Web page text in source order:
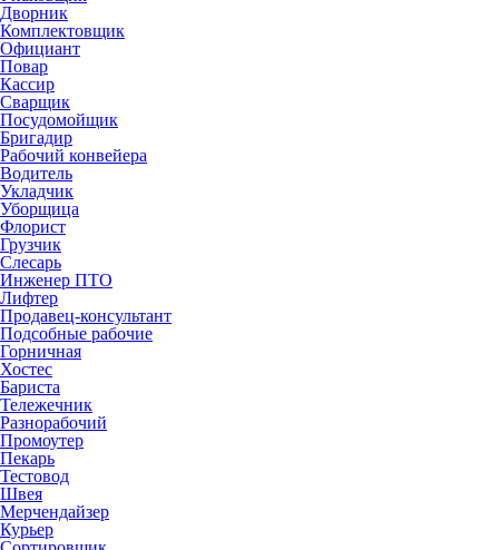
Дворник
Комплектовщик
Официант
Повар
Кассир
Сварщик
Посудомойщик
Бригадир
Рабочий конвейера
Водитель
Укладчик
Уборщица
Флорист
Грузчик
Слесарь
Инженер ПТО
Лифтер
Продавец-консультант
Подсобные рабочие
Горничная
Хостес
Бариста
Тележечник
Разнорабочий
Промоутер
Пекарь
Тестовод
Швея
Мерчендайзер
Курьер